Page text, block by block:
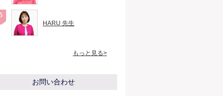
HARU 先生
もっと見る>
お問い合わせ